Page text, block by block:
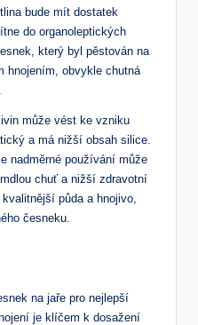
bude mít dostatek
do organoleptických
který byl pěstován na
hnojením, obvykle chutná
může vést ke vzniku
a má nižší obsah silice.
nadměrné používání může
chuť a nižší zdravotní
půda a hnojivo,
česneku.
na jaře pro nejlepší
je klíčem k dosažení